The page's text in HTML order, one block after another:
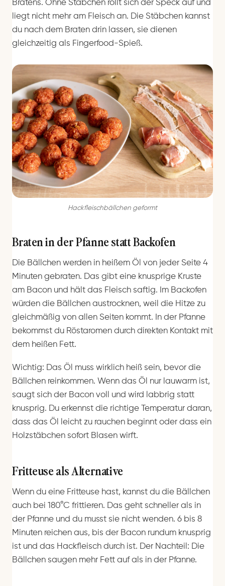
Bratens. Ohne Stäbchen rollt sich der Speck auf und
liegt nicht mehr am Fleisch an. Die Stäbchen kannst
du nach dem Braten drin lassen, sie dienen
gleichzeitig als Fingerfood-Spieß.
Hackfleischbällchen geformt
Braten in der Pfanne statt Backofen
Die Bällchen werden in heißem Öl von jeder Seite 4
Minuten gebraten. Das gibt eine knusprige Kruste
am Bacon und hält das Fleisch saftig. Im Backofen
würden die Bällchen austrocknen, weil die Hitze zu
gleichmäßig von allen Seiten kommt. In der Pfanne
bekommst du Röstaromen durch direkten Kontakt mit
dem heißen Fett.
Wichtig: Das Öl muss wirklich heiß sein, bevor die
Bällchen reinkommen. Wenn das Öl nur lauwarm ist,
saugt sich der Bacon voll und wird labbrig statt
knusprig. Du erkennst die richtige Temperatur daran,
dass das Öl leicht zu rauchen beginnt oder dass ein
Holzstäbchen sofort Blasen wirft.
Fritteuse als Alternative
Wenn du eine Fritteuse hast, kannst du die Bällchen
auch bei 180°C frittieren. Das geht schneller als in
der Pfanne und du musst sie nicht wenden. 6 bis 8
Minuten reichen aus, bis der Bacon rundum knusprig
ist und das Hackfleisch durch ist. Der Nachteil: Die
Bällchen saugen mehr Fett auf als in der Pfanne.